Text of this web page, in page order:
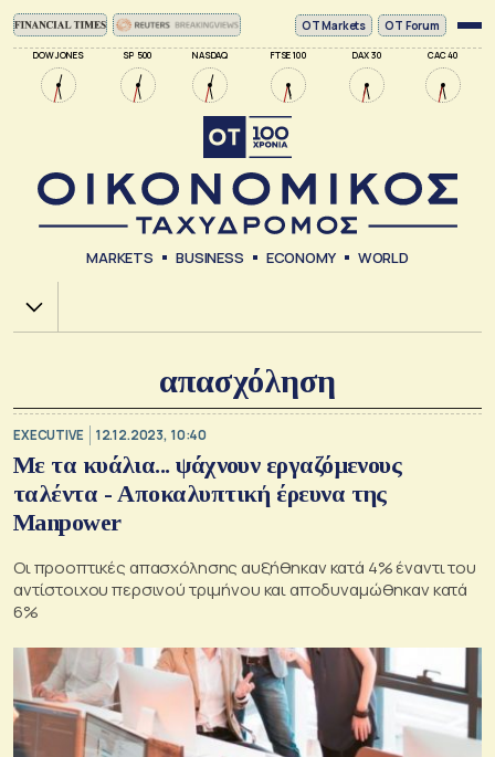
DOW JONES SP 500 NASDAQ FTSE 100 DAX 30 CAC 40
ΟΤ Markets OT Forum
MARKETS BUSINESS ECONOMY WORLD
Χ.Α.
απασχόληση
EXECUTIVE 12.12.2023, 10:40
Με τα κυάλια... ψάχνουν εργαζόμενους
ταλέντα - Αποκαλυπτική έρευνα της
Manpower
Οι προοπτικές απασχόλησης αυξήθηκαν κατά 4% έναντι του
αντίστοιχου περσινού τριμήνου και αποδυναμώθηκαν κατά
6%